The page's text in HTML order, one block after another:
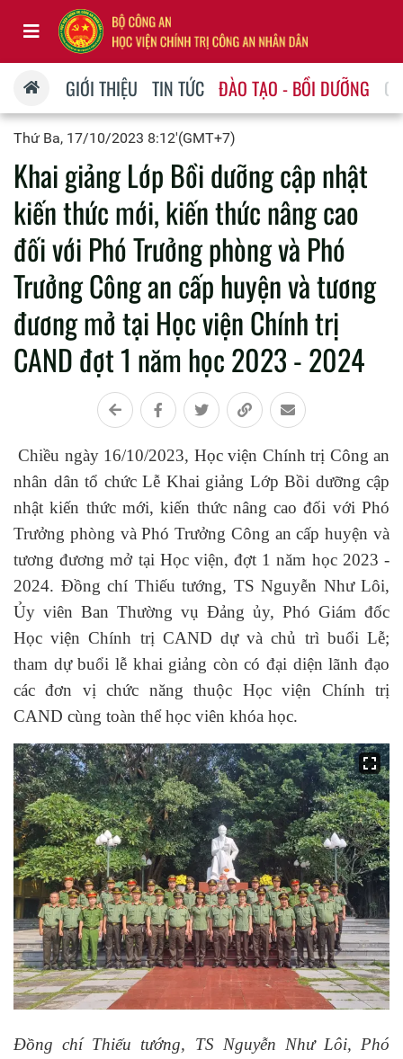
GIỚI THIỆU TIN TỨC ĐÀO TẠO - BỒI DƯỠNG
Thứ Ba, 17/10/2023 8:12'(GMT+7)
Khai giảng Lớp Bồi dưỡng cập nhật
kiến thức mới, kiến thức nâng cao
đối với Phó Trưởng phòng và Phó
Trưởng Công an cấp huyện và tương
đương mở tại Học viện Chính trị
CAND đợt 1 năm học 2023 - 2024
Chiều ngày 16/10/2023, Học viện Chính trị Công an
nhân dân tổ chức Lễ Khai giảng Lớp Bồi dưỡng cập
nhật kiến thức mới, kiến thức nâng cao đối với Phó
Trưởng phòng và Phó Trưởng Công an cấp huyện và
tương đương mở tại Học viện, đợt 1 năm học 2023 -
2024. Đồng chí Thiếu tướng, TS Nguyễn Như Lôi,
Ủy viên Ban Thường vụ Đảng ủy, Phó Giám đốc
Học viện Chính trị CAND dự và chủ trì buổi Lễ;
tham dự buổi lễ khai giảng còn có đại diện lãnh đạo
các đơn vị chức năng thuộc Học viện Chính trị
CAND cùng toàn thể học viên khóa học.
Đồng chí Thiếu tướng, TS Nguyễn Như Lôi, Phó